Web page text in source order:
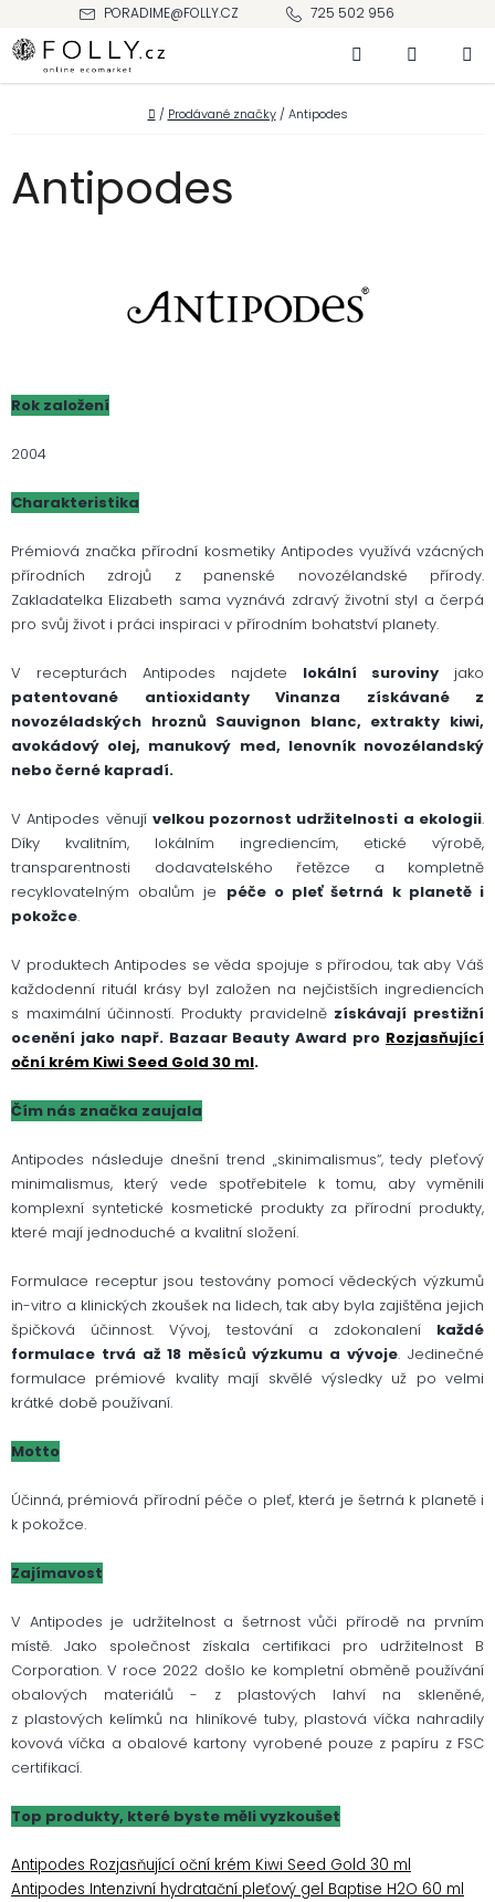
obsah
PORADIME@FOLLY.CZ 725 502 956
Hledat NÁKUPNÍ
KOŠÍK
Domů
/ Prodávané značky / Antipodes
Antipodes
Rok založení
2004
Charakteristika
Prémiová značka přírodní kosmetiky Antipodes využívá vzácných
přírodních zdrojů z panenské novozélandské přírody.
Zakladatelka Elizabeth sama vyznává zdravý životní styl a čerpá
pro svůj život i práci inspiraci v přírodním bohatství planety.
V recepturách Antipodes najdete lokální suroviny jako
patentované antioxidanty Vinanza získávané z
novozéladských hroznů Sauvignon blanc, extrakty kiwi,
avokádový olej, manukový med, lenovník novozélandský
nebo černé kapradí.
V Antipodes věnují velkou pozornost udržitelnosti a ekologii.
Díky kvalitním, lokálním ingrediencím, etické výrobě,
transparentnosti dodavatelského řetězce a kompletně
recyklovatelným obalům je péče o pleť šetrná k planetě i
pokožce.
V produktech Antipodes se věda spojuje s přírodou, tak aby Váš
každodenní rituál krásy byl založen na nejčistších ingrediencích
s maximální účinností. Produkty pravidelně získávají prestižní
ocenění jako např. Bazaar Beauty Award pro Rozjasňující
oční krém Kiwi Seed Gold 30 ml.
Čím nás značka zaujala
Antipodes následuje dnešní trend „skinimalismus“, tedy pleťový
minimalismus, který vede spotřebitele k tomu, aby vyměnili
komplexní syntetické kosmetické produkty za přírodní produkty,
které mají jednoduché a kvalitní složení.
Formulace receptur jsou testovány pomocí vědeckých výzkumů
in-vitro a klinických zkoušek na lidech, tak aby byla zajištěna jejich
špičková účinnost. Vývoj, testování a zdokonalení každé
formulace trvá až 18 měsíců výzkumu a vývoje. Jedinečné
formulace prémiové kvality mají skvělé výsledky už po velmi
krátké době používaní.
Motto
Účinná, prémiová přírodní péče o pleť, která je šetrná k planetě i
k pokožce.
Zajímavost
V Antipodes je udržitelnost a šetrnost vůči přírodě na prvním
místě. Jako společnost získala certifikaci pro udržitelnost B
Corporation. V roce 2022 došlo ke kompletní obměně používání
obalových materiálů - z plastových lahví na skleněné,
z plastových kelímků na hliníkové tuby, plastová víčka nahradily
kovová víčka a obalové kartony vyrobené pouze z papíru z FSC
certifikací.
Top produkty, které byste měli vyzkoušet
Antipodes Rozjasňující oční krém Kiwi Seed Gold 30 ml
Antipodes Intenzivní hydratační pleťový gel Baptise H2O 60 ml